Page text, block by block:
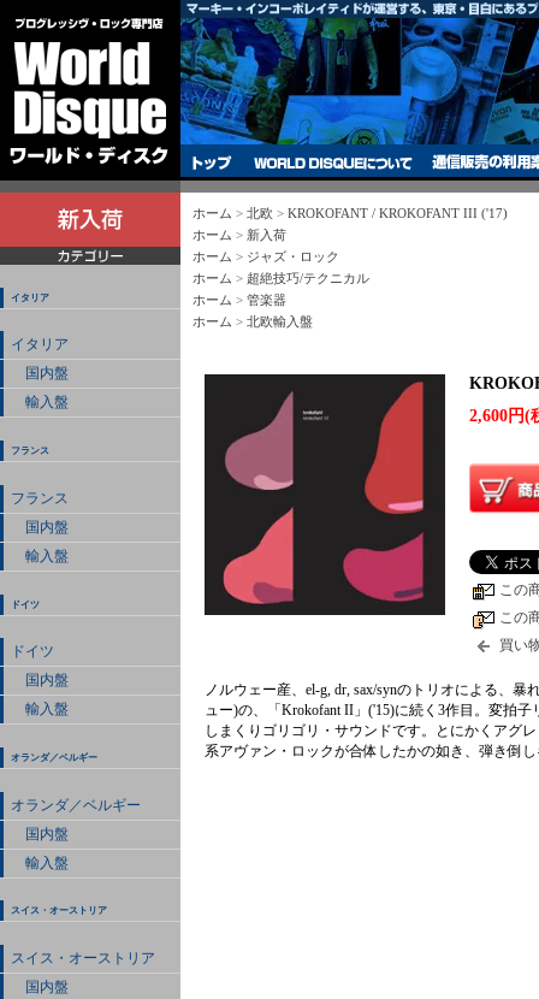
イタリア
イタリア
国内盤
輸入盤
フランス
フランス
国内盤
輸入盤
ドイツ
ドイツ
国内盤
輸入盤
オランダ／ベルギー
オランダ／ベルギー
国内盤
輸入盤
スイス・オーストリア
スイス・オーストリア
国内盤
ホーム > 北欧 > KROKOFANT / KROKOFANT III ('17)
ホーム > 新入荷
ホーム > ジャズ・ロック
ホーム > 超絶技巧/テクニカル
ホーム > 管楽器
ホーム > 北欧輸入盤
2,600円(
この
この
買い
ノルウェー産、el-g, dr, sax/synのトリオによる、
ュー)の、「Krokofant II」('15)に続く3作目。変拍
しまくりゴリゴリ・サウンドです。とにかくアグ
系アヴァン・ロックが合体したかの如き、弾き倒